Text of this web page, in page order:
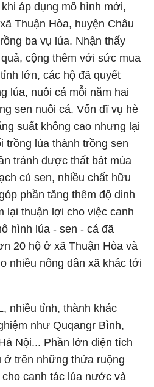
áp dụng mô hình mới,
Thuận Hòa, huyện Châu
ba vụ lúa. Nhận thấy
cộng thêm với sức mua
lớn, các hộ đã quyết
lúa, nuôi cá mỗi năm hai
sen nuôi cá. Vốn dĩ vụ hè
suất không cao nhưng lại
trồng lúa thành trồng sen
tránh được thất bát mùa
củ sen, nhiều chất hữu
phần tăng thêm độ dinh
lại thuận lợi cho việc canh
hình lúa - sen - cá đã
20 hộ ở xã Thuận Hòa và
nhiều nông dân xã khác tới
nhiều tỉnh, thành khác
như Quqangr Bình,
Nội... Phần lớn diện tích
ở trên những thửa ruộng
canh tác lúa nước và